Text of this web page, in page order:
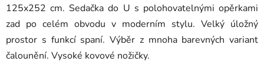
125x252 cm. Sedačka do U s polohovatelnými opěrkami
zad po celém obvodu v moderním stylu. Velký úložný
prostor s funkcí spaní. Výběr z mnoha barevných variant
čalounění. Vysoké kovové nožičky.